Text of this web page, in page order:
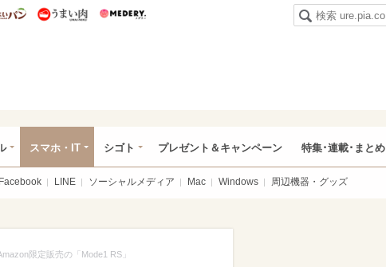
集
めし うまいパン うまい肉
スマホ・IT シゴト プレゼント＆キャンペーン 特集･連載･まとめ
Facebook LINE ソーシャルメディア Mac Windows 周辺機器・グッズ
限定販売の「Mode1 RS」